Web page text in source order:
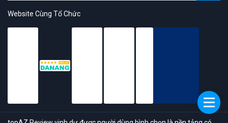
Website Cùng Tổ Chức
trải nghiệm tốt & chất lượng